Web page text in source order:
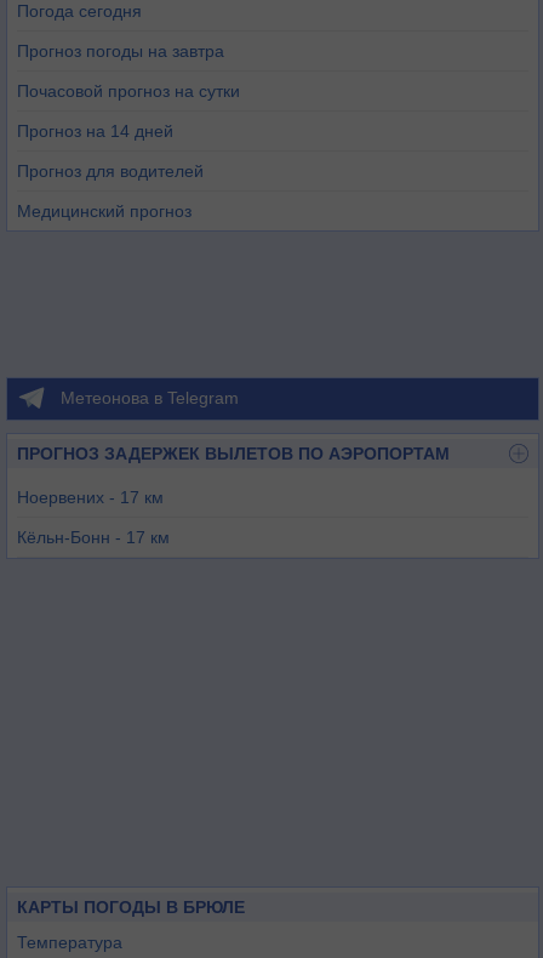
Погода сегодня
Прогноз погоды на завтра
Почасовой прогноз на сутки
Прогноз на 14 дней
Прогноз для водителей
Медицинский прогноз
Метеонова в Telegram
ПРОГНОЗ ЗАДЕРЖЕК ВЫЛЕТОВ ПО АЭРОПОРТАМ
Ноервених - 17 км
Кёльн-Бонн - 17 км
КАРТЫ ПОГОДЫ В БРЮЛЕ
Температура